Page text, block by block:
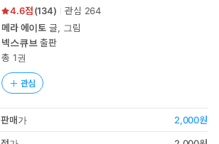
4.6 (134) 관심 264
메라 에이토 글, 그림
넥스큐브 출판
총 1권
관심
판매가 2,000원